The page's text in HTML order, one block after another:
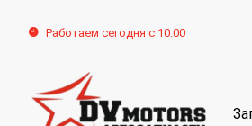
Работаем сегодня с 10:00